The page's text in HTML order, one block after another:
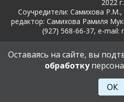
2022 г.
Соучредители: Самихова Р.М.,
редактор: Самихова Рамиля
(927) 568-66-37, e-mail:
Политика в отношении
Оставаясь на сайте, вы
обработку
ОК